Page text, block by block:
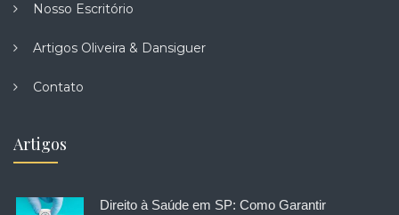
Nosso Escritório
Artigos Oliveira & Dansiguer
Contato
Artigos
Direito à Saúde em SP: Como Garantir